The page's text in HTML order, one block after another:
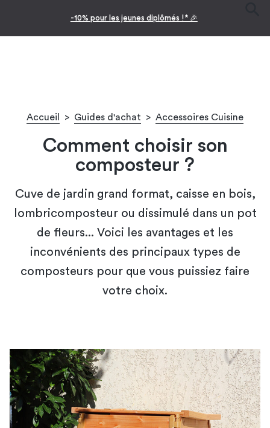
Facilitez vos achats avec le paiement en 10x
Accueil > Guides d'achat > Accessoires Cuisine
Comment choisir son
composteur ?
Cuve de jardin grand format, caisse en bois,
lombricomposteur ou dissimulé dans un pot
de fleurs... Voici les avantages et les
inconvénients des principaux types de
composteurs pour que vous puissiez faire
votre choix.